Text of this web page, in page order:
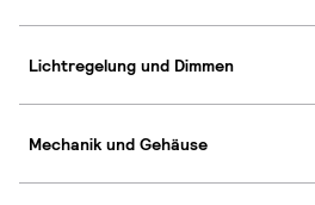
Lichtregelung und Dimmen
Mechanik und Gehäuse